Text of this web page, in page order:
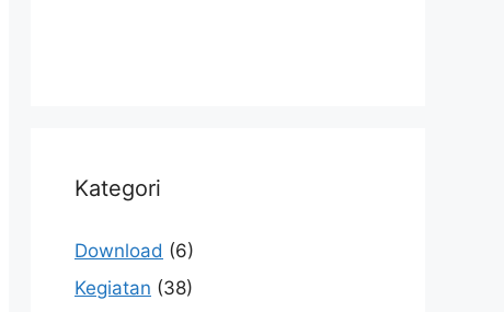
Kategori
Download (6)
Kegiatan (38)